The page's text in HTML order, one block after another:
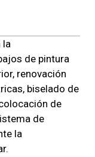
la
de pintura
renovación
biselado de
de
de
la